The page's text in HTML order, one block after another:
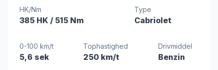
HK/Nm
385 HK / 515 Nm
Type
Cabriolet
0-100 km/t
5,6 sek
Tophastighed
250 km/t
Drivmiddel
Benzin